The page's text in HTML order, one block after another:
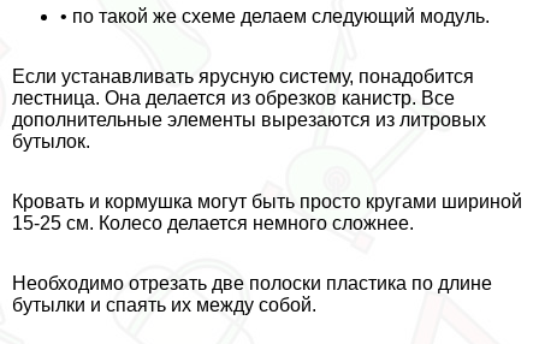
• по такой же схеме делаем следующий модуль.
Если устанавливать ярусную систему, понадобится
лестница. Она делается из обрезков канистр. Все
дополнительные элементы вырезаются из литровых
бутылок.
Кровать и кормушка могут быть просто кругами шириной
15-25 см. Колесо делается немного сложнее.
Необходимо отрезать две полоски пластика по длине
бутылки и спаять их между собой.